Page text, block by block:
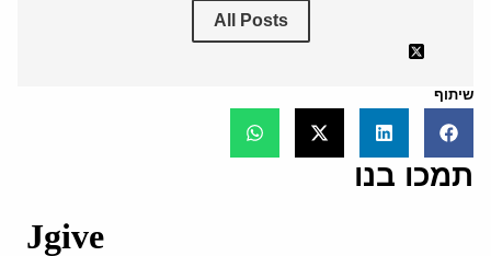
All Posts
שיתוף
תמכו בנו